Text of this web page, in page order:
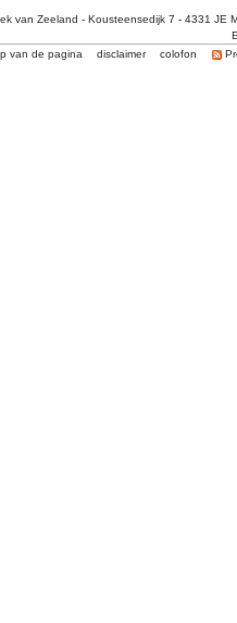
van Zeeland - Kousteensedijk 7 - 4331 JE
van de pagina
disclaimer colofon